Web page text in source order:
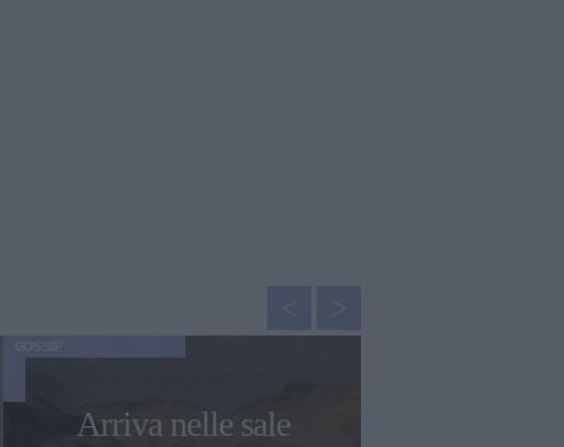
Arriva nelle sale